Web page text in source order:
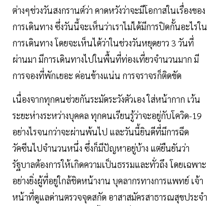
ต่างๆช่วงวันสงกรานต์ว่า คาดหวังว่าจะมีโอกาสในเรื่องของ
การเดินทาง ซึ่งวันนี้จะเห็นว่าเราไม่ได้มีการปิดกั้นอะไรใน
การเดินทาง โดยจะเห็นได้ว่าในช่วงวันหยุดยาว 3 วันที่
ผ่านมา มีการเดินทางไปในพื้นที่ท่องเที่ยวจำนวนมาก มี
การจองที่พักเยอะ ค่อนข้างแน่น การจราจรก็ติดขัด
เนื่องจากทุกคนช่วยกันระมัดระวังตัวเอง ใส่หน้ากาก เว้น
ระยะห่างระหว่างบุคคล ทุกคนเรียนรู้ว่าจะอยู่กับโควิด-19
อย่างไรจนกว่าจะผ่านพ้นไป และวันนี้ยินดีที่มีการฉีด
วัคซีนไปจำนวนหนึ่ง ซึ่งก็มีปัญหาอยู่บ้าง แต่ยืนยันว่า
รัฐบาลต้องการให้เกิดความเป็นธรรมและทั่วถึง โดยเฉพาะ
อย่างยิ่งผู้ที่อยู่ใกล้ชิดหน้างาน บุคลากรทางการแพทย์ เจ้า
หน้าที่ดูแลด่านตรวจจุดสกัด อาสาสมัครสาธารณสุขประจำ